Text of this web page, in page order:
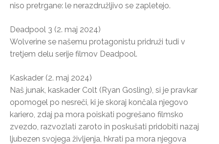
niso pretrgane: le nerazdružljivo se zapletejo.
Deadpool 3 (2. maj 2024)
Wolverine se našemu protagonistu pridruži tudi v
tretjem delu serije filmov Deadpool.
Kaskader (2. maj 2024)
Naš junak, kaskader Colt (Ryan Gosling), si je pravkar
opomogel po nesreči, ki je skoraj končala njegovo
kariero, zdaj pa mora poiskati pogrešano filmsko
zvezdo, razvozlati zaroto in poskušati pridobiti nazaj
ljubezen svojega življenja, hkrati pa mora njegova